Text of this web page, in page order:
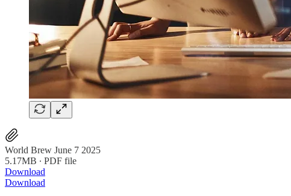
World Brew June 7 2025
5.17MB ∙ PDF file
Download
Download